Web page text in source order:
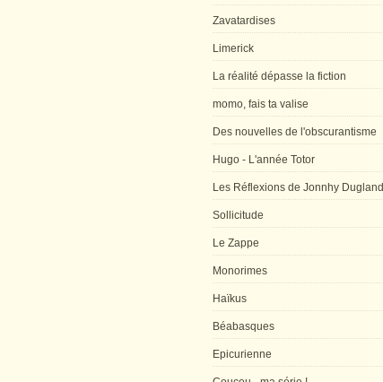
Zavatardises
Limerick
La réalité dépasse la fiction
momo, fais ta valise
Des nouvelles de l'obscurantisme
Hugo - L'année Totor
Les Réflexions de Jonnhy Dugland
Sollicitude
Le Zappe
Monorimes
Haïkus
Béabasques
Epicurienne